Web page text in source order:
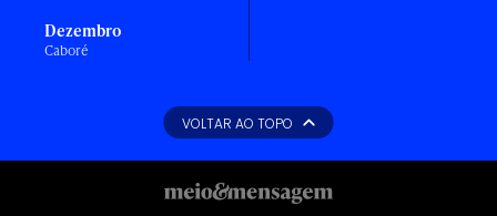
Dezembro
Caboré
VOLTAR AO TOPO